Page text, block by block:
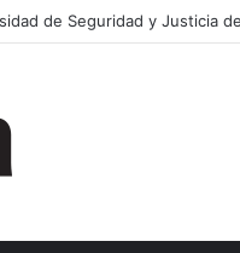
de Seguridad y Justicia